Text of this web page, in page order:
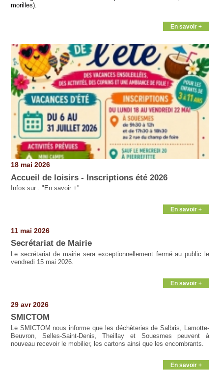
morilles).
En savoir +
18 mai 2026
Accueil de loisirs - Inscriptions été 2026
Infos sur : "En savoir +"
En savoir +
11 mai 2026
Secrétariat de Mairie
Le secrétariat de mairie sera exceptionnellement fermé au public le
vendredi 15 mai 2026.
En savoir +
29 avr 2026
SMICTOM
Le SMICTOM nous informe que les déchèteries de Salbris, Lamotte-
Beuvron, Selles-Saint-Denis, Theillay et Souesmes peuvent à
nouveau recevoir le mobilier, les cartons ainsi que les encombrants.
En savoir +